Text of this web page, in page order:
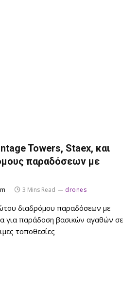
Towers, Staex, και
παραδόσεων με
3 Mins Read drones
διαδρόμου παραδόσεων με
για παράδοση βασικών αγαθών σε
τοποθεσίες